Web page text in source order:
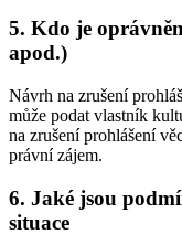
5. Kdo je
apod.)
Návrh na zrušení
může podat vlastník
na zrušení prohlášení
právní zájem.
6. Jaké jsou
situace